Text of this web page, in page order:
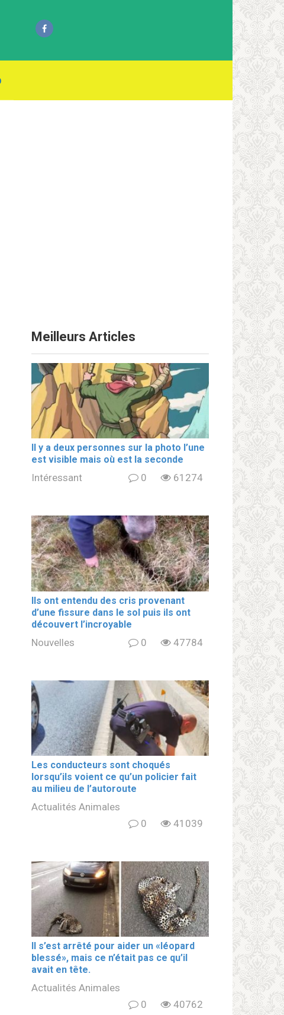
Meilleurs Articles
Il y a deux personnes sur la photo l’une
est visible mais où est la seconde
Intéressant 0 61274
Ils ont entendu des cris provenant
d’une fissure dans le sol puis ils ont
découvert l’incroyable
Nouvelles 0 47784
Les conducteurs sont choqués
lorsqu’ils voient ce qu’un policier fait
au milieu de l’autoroute
Actualités Animales
0
41039
Il s’est arrêté pour aider un «léopard
blеssé», mais ce n’était pas ce qu’il
avait en tête.
Actualités Animales
0
40762